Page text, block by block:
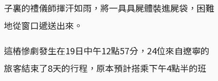
子裏的禮儀師揮汗如雨，將一具具屍體裝進屍袋，困難
地從窗口遞送出來。
這樁慘劇發生在19日中午12點57分，24位來自遼寧的
旅客結束了8天的行程，原本預計搭乘下午4點半的班